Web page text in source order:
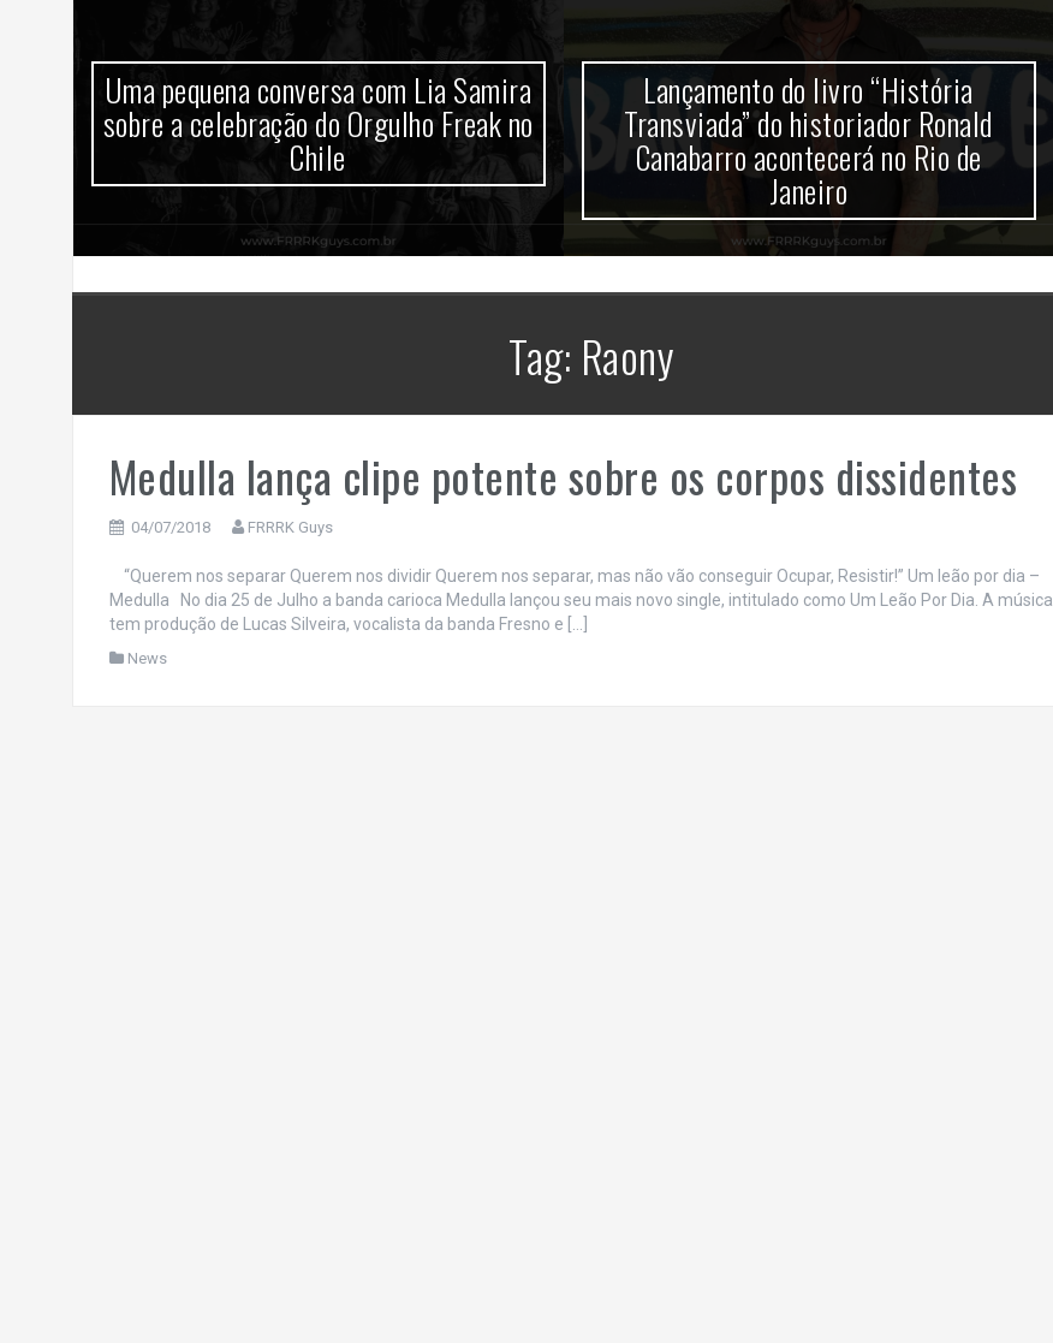
Uma pequena conversa com Lia Samira
sobre a celebração do Orgulho Freak no
Chile
Lançamento do livro “História
Transviada” do historiador Ronald
Canabarro acontecerá no Rio de
Janeiro
Tag: Raony
Medulla lança clipe potente sobre os corpos dissidentes
04/07/2018 FRRRK Guys
“Querem nos separar Querem nos dividir Querem nos separar, mas não vão conseguir Ocupar, Resistir!” Um leão por dia –
Medulla No dia 25 de Julho a banda carioca Medulla lançou seu mais novo single, intitulado como Um Leão Por Dia. A música
tem produção de Lucas Silveira, vocalista da banda Fresno e […]
News